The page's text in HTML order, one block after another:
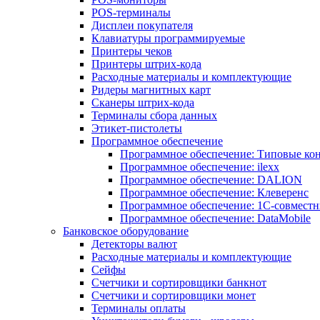
POS-терминалы
Дисплеи покупателя
Клавиатуры программируемые
Принтеры чеков
Принтеры штрих-кода
Расходные материалы и комплектующие
Ридеры магнитных карт
Сканеры штрих-кода
Терминалы сбора данных
Этикет-пистолеты
Программное обеспечение
Программное обеспечение: Типовые
Программное обеспечение: ilexx
Программное обеспечение: DALION
Программное обеспечение: Клеверенс
Программное обеспечение: 1С-
Программное обеспечение: DataMobile
Банковское оборудование
Детекторы валют
Расходные материалы и комплектующие
Сейфы
Счетчики и сортировщики банкнот
Счетчики и сортировщики монет
Терминалы оплаты